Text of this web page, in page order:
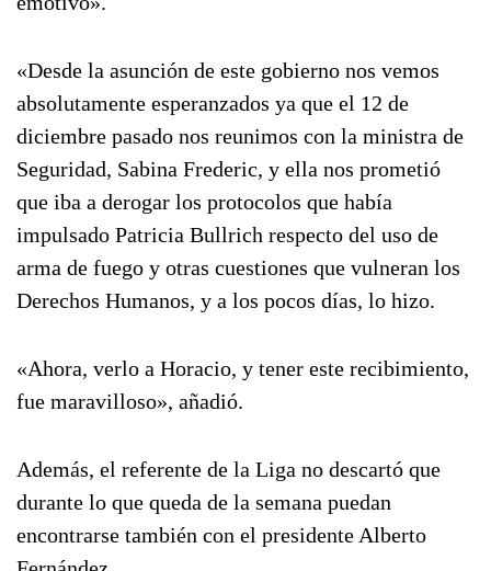
«Desde la asunción de este gobierno nos vemos
absolutamente esperanzados ya que el 12 de
diciembre pasado nos reunimos con la ministra de
Seguridad, Sabina Frederic, y ella nos prometió
que iba a derogar los protocolos que había
impulsado Patricia Bullrich respecto del uso de
arma de fuego y otras cuestiones que vulneran los
Derechos Humanos, y a los pocos días, lo hizo.
«Ahora, verlo a Horacio, y tener este recibimiento,
fue maravilloso», añadió.
Además, el referente de la Liga no descartó que
durante lo que queda de la semana puedan
encontrarse también con el presidente Alberto